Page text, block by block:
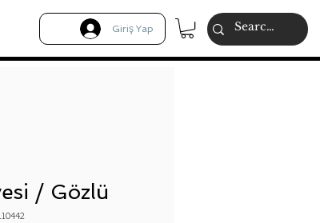
Giriş Yap
/ Gözlü